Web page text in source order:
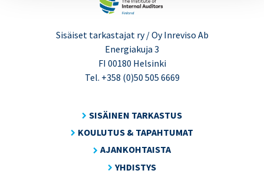
Sisäiset tarkastajat ry / Oy Inreviso Ab
Energiakuja 3
FI 00180 Helsinki
Tel. +358 (0)50 505 6669
SISÄINEN TARKASTUS
KOULUTUS & TAPAHTUMAT
AJANKOHTAISTA
YHDISTYS